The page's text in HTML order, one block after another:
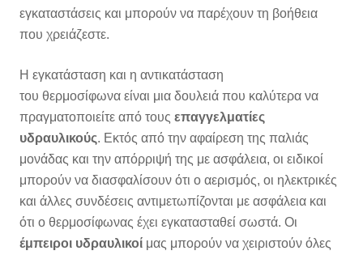
εγκαταστάσεις και μπορούν να παρέχουν τη βοήθεια
που χρειάζεστε.
Η εγκατάσταση και η αντικατάσταση
του θερμοσίφωνα είναι μια δουλειά που καλύτερα να
πραγματοποιείτε από τους επαγγελματίες
υδραυλικούς. Εκτός από την αφαίρεση της παλιάς
μονάδας και την απόρριψή της με ασφάλεια, οι ειδικοί
μπορούν να διασφαλίσουν ότι ο αερισμός, οι ηλεκτρικές
και άλλες συνδέσεις αντιμετωπίζονται με ασφάλεια και
ότι ο θερμοσίφωνας έχει εγκατασταθεί σωστά. Οι
έμπειροι υδραυλικοί μας μπορούν να χειριστούν όλες